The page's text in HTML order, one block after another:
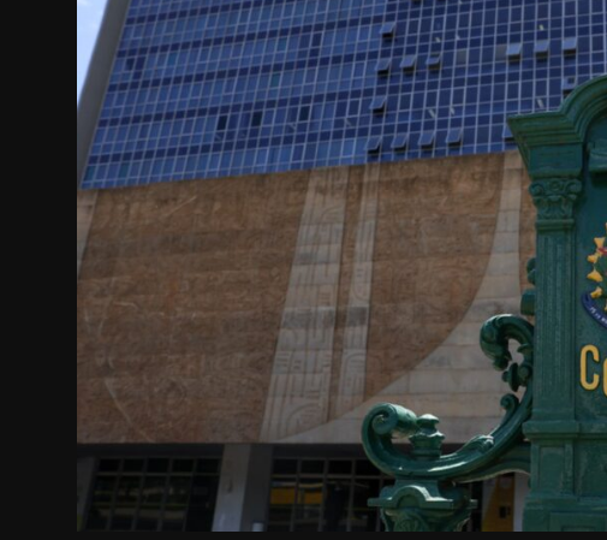
Internacional
Educação
Fama e TV